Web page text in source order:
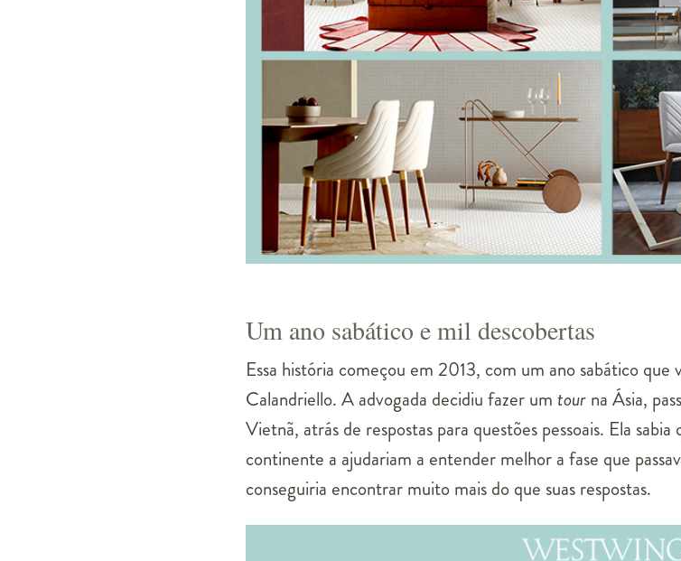
Um ano sabático e mil descobertas
Essa história começou em 2013, com um ano sabático que
Calandriello. A advogada decidiu fazer um tour na Ásia,
Vietnã, atrás de respostas para questões pessoais. Ela
continente a ajudariam a entender melhor a fase que
conseguiria encontrar muito mais do que suas respostas.